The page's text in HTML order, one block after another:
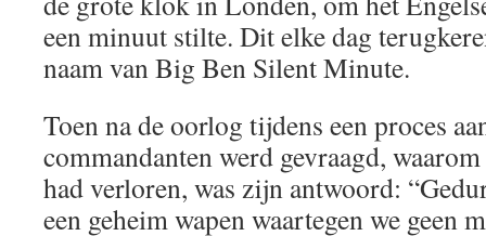
een minuut stilte. Dit elke dag
naam van Big Ben Silent Minute.
Toen na de oorlog tijdens een proces
commandanten werd gevraagd,
had verloren, was zijn antwoord:
een geheim wapen waartegen we geen